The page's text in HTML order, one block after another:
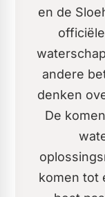
en de
andere
denken
De
komen tot